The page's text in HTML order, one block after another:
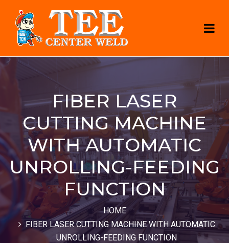
FIBER LASER
CUTTING MACHINE
WITH AUTOMATIC
UNROLLING-FEEDING
FUNCTION
HOME
FIBER LASER CUTTING MACHINE WITH AUTOMATIC
UNROLLING-FEEDING FUNCTION